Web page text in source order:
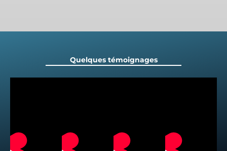
Quelques témoignages